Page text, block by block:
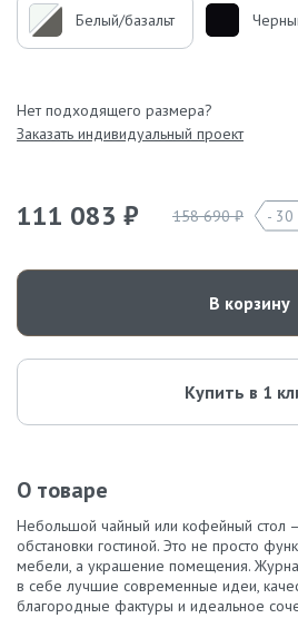
Белый/базальт
Нет подходящего размера?
Заказать индивидуальный проект
111 083 ₽ 158 690 ₽ 30
В корзину
Купить в 1
О товаре
Небольшой чайный или кофейный стол
обстановки гостиной. Это не просто
мебели, а украшение помещения.
в себе лучшие современные идеи,
благородные фактуры и идеальное